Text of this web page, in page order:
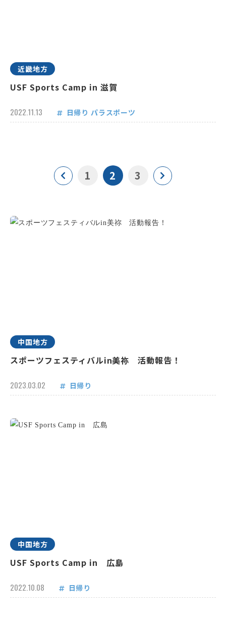
近畿地方
USF Sports Camp in 滋賀
2022.11.13 日帰り パラスポーツ
1 2 3
中国地方
スポーツフェスティバルin美祢 活動報告！
2023.03.02 日帰り
中国地方
USF Sports Camp in 広島
2022.10.08 日帰り